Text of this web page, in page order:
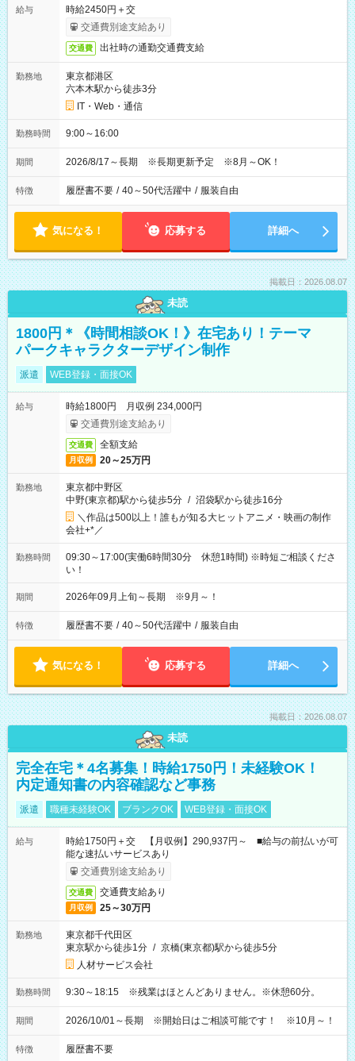
給与
時給2450円＋交
交通費別途支給あり
交通費 出社時の通勤交通費支給
勤務地
東京都港区
六本木駅から徒歩3分
IT・Web・通信
勤務時間 9:00～16:00
期間 2026/8/17～長期 ※長期更新予定 ※8月～OK！
特徴 履歴書不要 / 40～50代活躍中 / 服装自由
気になる！ 応募する 詳細へ
掲載日：2026.08.07
未読
1800円＊《時間相談OK！》在宅あり！テーマ
パークキャラクターデザイン制作
派遣 WEB登録・面接OK
給与
時給1800円 月収例 234,000円
交通費別途支給あり
交通費 全額支給
月収例 20～25万円
勤務地
東京都中野区
中野(東京都)駅から徒歩5分 / 沼袋駅から徒歩16分
＼作品は500以上！誰もが知る大ヒットアニメ・映画の制作
会社+*／
勤務時間
09:30～17:00(実働6時間30分 休憩1時間) ※時短ご相談くださ
い！
期間 2026年09月上旬～長期 ※9月～！
特徴 履歴書不要 / 40～50代活躍中 / 服装自由
気になる！ 応募する 詳細へ
掲載日：2026.08.07
未読
完全在宅＊4名募集！時給1750円！未経験OK！
内定通知書の内容確認など事務
派遣 職種未経験OK ブランクOK WEB登録・面接OK
給与
時給1750円＋交 【月収例】290,937円～ ■給与の前払いが可
能な速払いサービスあり
交通費別途支給あり
交通費 交通費支給あり
月収例 25～30万円
勤務地
東京都千代田区
東京駅から徒歩1分 / 京橋(東京都)駅から徒歩5分
人材サービス会社
勤務時間 9:30～18:15 ※残業はほとんどありません。※休憩60分。
期間 2026/10/01～長期 ※開始日はご相談可能です！ ※10月～！
特徴 履歴書不要